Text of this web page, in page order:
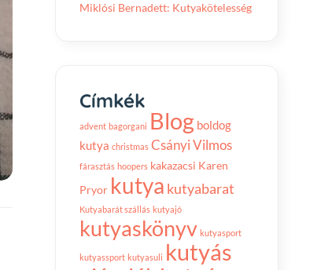
Miklósi Bernadett: Kutyakötelesség
Címkék
advent bagorgani Blog boldog
kutya christmas Csányi Vilmos
fárasztás hoopers kakazacsi Karen
Pryor kutya kutyabarat
Kutyabarát szállás kutyajó
kutyaskönyv kutyasport
kutyassport kutyasuli kutyás